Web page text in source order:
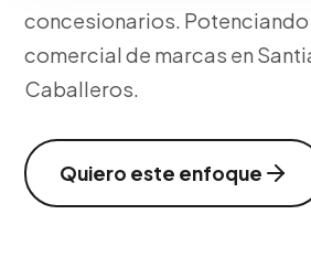
concesionarios.
comercial de marcas en
Caballeros.
Quiero este enfoque